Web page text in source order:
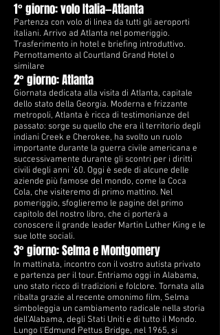
1° giorno: volo Italia—Atlanta
Partenza con volo di linea da tutti gli aeroporti
italiani. Arrivo ad Atlanta nel pomeriggio.
Trasferimento in hotel e briefing introduttivo.
Pernottamento al Courtland Grand Hotel o
similare
2° giorno: Atlanta
Giornata dedicata alla visita di Atlanta, capitale
dello stato della Georgia. Moderna e frizzante
metropoli, Atlanta è ricca di testimonianze del
passato: sorge su quello che era il territorio degli
indiani Creek e Cherokee, ha svolto un ruolo
importante durante la guerra civile americana e
successivamente durante gli scontri per i diritti
civili degli anni ’60. Oggi è sede di alcune delle
aziende più famose del mondo, come la Coca
Cola, che visiteremo di primo mattino. Nel
pomeriggio, sfoglieremo le pagine del primo
capitolo del nostro libro, che ci porterà a
conoscere il grande leader Martin Luther King e le
sue lotte sociali.
3° giorno: Selma e Montgomery
In mattinata, incontro con il vostro autista privato
e partenza per il tour. Entriamo oggi in Alabama,
uno stato ricco di tradizioni e folclore. Tornata alla
ribalta grazie al recente omonimo film, Selma
simboleggia un cambiamento radicale nella storia
dell’Alabama, degli Stati Uniti e di tutto il Mondo.
Lungo l’Edmund Pettus Bridge, nel 1965, si